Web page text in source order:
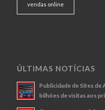
vendas online
ÚLTIMAS NOTÍCIAS
Publicidade de Sites de
bilhões de visitas aos